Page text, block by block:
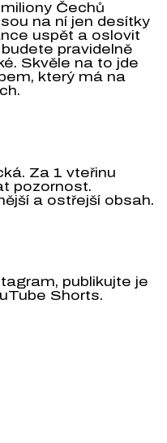
Čechů
na ní jen desítky
uspět a oslovit
pravidelně
Skvěle na to jde
který má na
Za 1 vteřinu
pozornost.
a ostřejší obsah.
publikujte je
Shorts.